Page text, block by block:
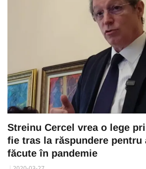
Streinu Cercel vrea o lege
fie tras la răspundere
făcute în pandemie